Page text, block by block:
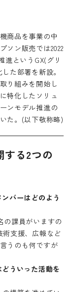
商品を事業の中
ソン販売では2022
進というGX(グリ
た部署を新設。
り組みを開始し
特化したソリュ
ンモデル推進の
た。(以下敬称略)
する2つの
バーはどのよう
の課員がいますの
術支援、広報など
うのも何ですが
ういった活動を